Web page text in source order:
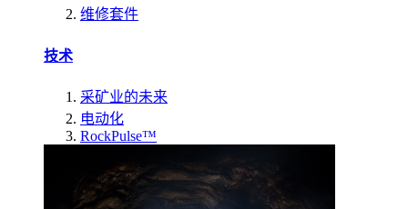
维修套件
技术
采矿业的未来
电动化
RockPulse™